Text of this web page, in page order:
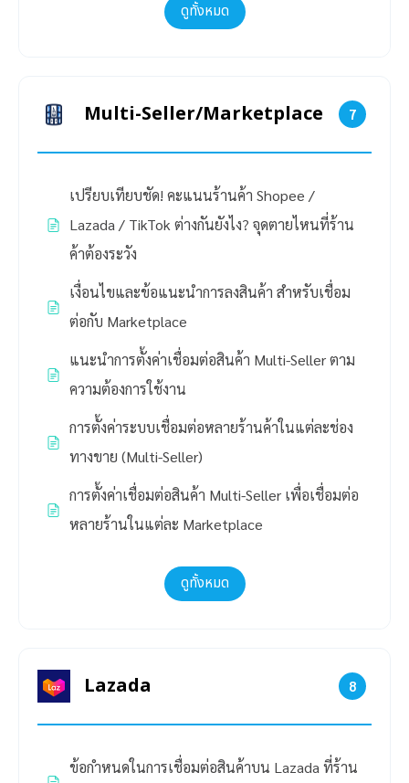
ดูทั้งหมด
Multi-Seller/Marketplace 7
เปรียบเทียบชัด! คะแนนร้านค้า Shopee /
Lazada / TikTok ต่างกันยังไง? จุดตายไหนที่ร้าน
ค้าต้องระวัง
เงื่อนไขและข้อแนะนำการลงสินค้า สำหรับเชื่อม
ต่อกับ Marketplace
แนะนำการตั้งค่าเชื่อมต่อสินค้า Multi-Seller ตาม
ความต้องการใช้งาน
การตั้งค่าระบบเชื่อมต่อหลายร้านค้าในแต่ละช่อง
ทางขาย (Multi-Seller)
การตั้งค่าเชื่อมต่อสินค้า Multi-Seller เพื่อเชื่อมต่อ
หลายร้านในแต่ละ Marketplace
ดูทั้งหมด
Lazada 8
ข้อกำหนดในการเชื่อมต่อสินค้าบน Lazada ที่ร้าน